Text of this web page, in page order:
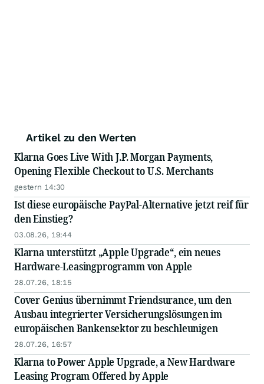
Artikel zu den Werten
Klarna Goes Live With J.P. Morgan Payments,
Opening Flexible Checkout to U.S. Merchants
gestern 14:30
Ist diese europäische PayPal-Alternative jetzt reif für
den Einstieg?
03.08.26, 19:44
Klarna unterstützt „Apple Upgrade“, ein neues
Hardware-Leasingprogramm von Apple
28.07.26, 18:15
Cover Genius übernimmt Friendsurance, um den
Ausbau integrierter Versicherungslösungen im
europäischen Bankensektor zu beschleunigen
28.07.26, 16:57
Klarna to Power Apple Upgrade, a New Hardware
Leasing Program Offered by Apple